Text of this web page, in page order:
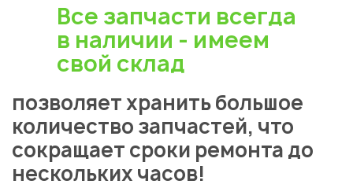
Все запчасти всегда
в наличии - имеем
свой склад
позволяет хранить большое
количество запчастей, что
сокращает сроки ремонта до
нескольких часов!